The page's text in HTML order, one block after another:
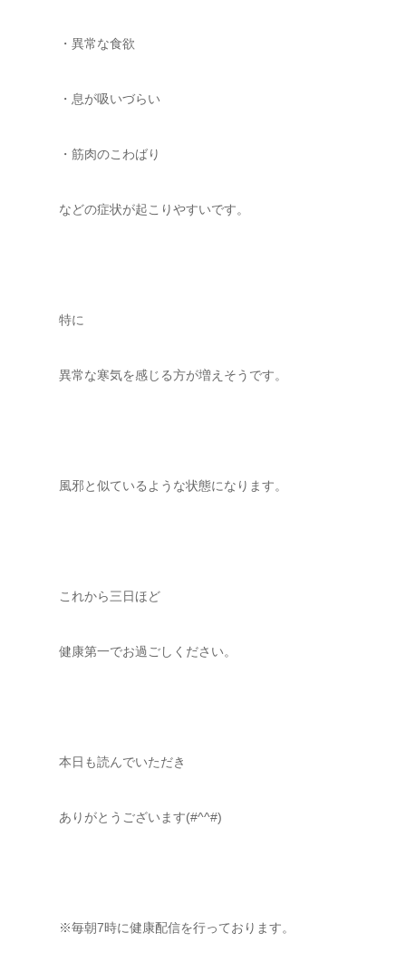
・異常な食欲
・息が吸いづらい
・筋肉のこわばり
などの症状が起こりやすいです。
特に
異常な寒気を感じる方が増えそうです。
風邪と似ているような状態になります。
これから三日ほど
健康第一でお過ごしください。
本日も読んでいただき
ありがとうございます(#^^#)
※毎朝7時に健康配信を行っております。